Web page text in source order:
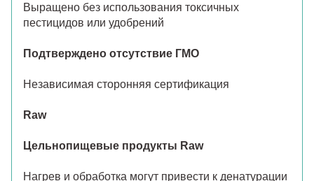
Выращено без использования токсичных
пестицидов или удобрений
Подтверждено отсутствие ГМО
Независимая сторонняя сертификация
Raw
Цельнопищевые продукты Raw
Нагрев и обработка могут привести к денатурации